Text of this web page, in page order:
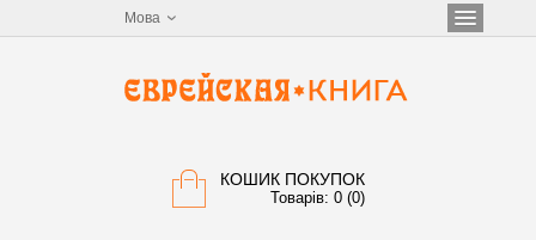
Мова
КОШИК ПОКУПОК
Товарів: 0 (0)